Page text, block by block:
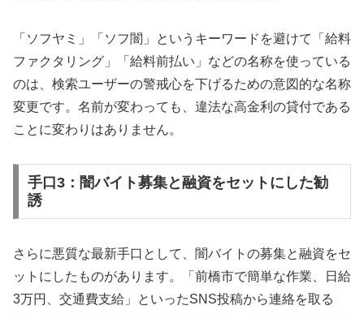
「ソフヤミ」「ソフ闇」というキーワードを避けて「給料
ファクタリング」「給料前払い」などの名称を使っている
のは、検索ユーザーの警戒心を下げるための意図的な名称
変更です。名前が変わっても、違法な高金利の貸付である
ことに変わりはありません。
手口3：闇バイト募集と融資をセットにした勧
誘
さらに悪質な最新手口として、闇バイトの募集と融資をセ
ットにしたものがあります。「前橋市で簡単な作業、日給
3万円、交通費支給」といったSNS投稿から連絡を取る